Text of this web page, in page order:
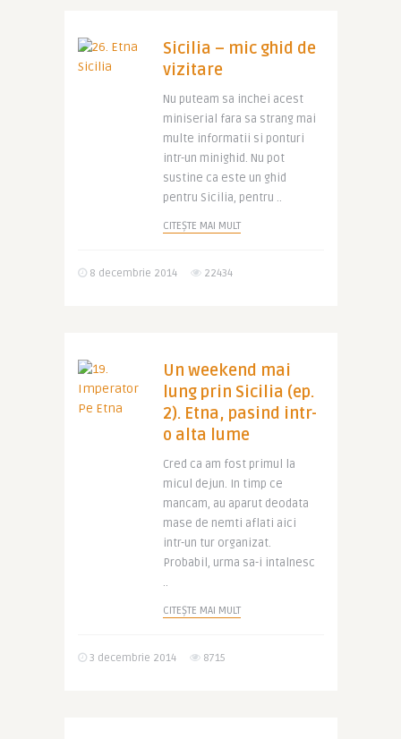
Sicilia – mic ghid de
vizitare
Nu puteam sa inchei acest
miniserial fara sa strang mai
multe informatii si ponturi
intr-un minighid. Nu pot
sustine ca este un ghid
pentru Sicilia, pentru ..
CITEȘTE MAI MULT
8 decembrie 2014 22434
Un weekend mai
lung prin Sicilia (ep.
2). Etna, pasind intr-
o alta lume
Cred ca am fost primul la
micul dejun. In timp ce
mancam, au aparut deodata
mase de nemti aflati aici
intr-un tur organizat.
Probabil, urma sa-i intalnesc
..
CITEȘTE MAI MULT
3 decembrie 2014 8715